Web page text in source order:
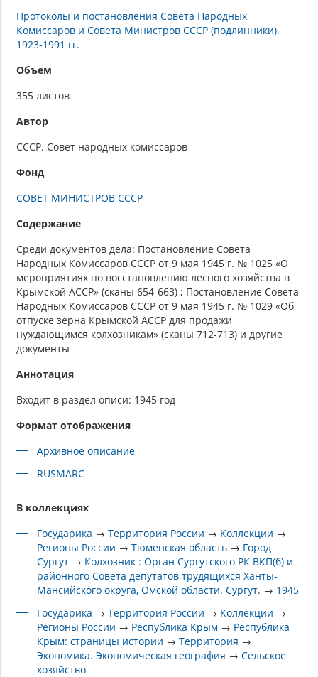
Протоколы и постановления Совета Народных
Комиссаров и Совета Министров СССР (подлинники).
1923-1991 гг.
Объем
355 листов
Автор
СССР. Совет народных комиссаров
Фонд
СОВЕТ МИНИСТРОВ СССР
Содержание
Среди документов дела: Постановление Совета
Народных Комиссаров СССР от 9 мая 1945 г. № 1025 «О
мероприятиях по восстановлению лесного хозяйства в
Крымской АССР» (сканы 654-663) ; Постановление Совета
Народных Комиссаров СССР от 9 мая 1945 г. № 1029 «Об
отпуске зерна Крымской АССР для продажи
нуждающимся колхозникам» (сканы 712-713) и другие
документы
Аннотация
Входит в раздел описи: 1945 год
Формат отображения
Архивное описание
RUSMARC
В коллекциях
Государика →Территория России → Коллекции →
Регионы России →Тюменская область → Город
Сургут → Колхозник : Орган Сургутского РК ВКП(б) и
районного Совета депутатов трудящихся Ханты-
Мансийского округа, Омской области. Сургут. → 1945
Государика →Территория России → Коллекции →
Регионы России → Республика Крым → Республика
Крым: страницы истории →Территория →
Экономика. Экономическая география →Сельское
хозяйство